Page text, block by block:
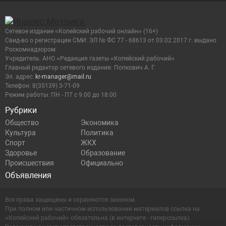
Рубрики
Общество
Экономика
Культура
Политика
Спорт
ЖКХ
Здоровье
Образование
Происшествия
Официально
Объявления
Сетевое издание «Копейский рабочий онлайн» (16+)
Cвид-во о регистрации СМИ: ЭЛ № ФС 77 - 68613 от 03.02.2017 г. выдано
Роскомнадзором
Учредитель: АНО «Редакция газеты «Копейский рабочий»
Главный редактор сетевого издания: Попкович А. Г.
Эл. адрес: kr-manager@mail.ru
Телефон: 8(35139) 3-71-09
Режим работы: ПН - ПТ с 9:00 до 18:00
Все права защищены и охраняются законом.
При полном или частичном использовании материалов ссылка на
«Копейский рабочий» обязательна (в интернете - гиперссылка).